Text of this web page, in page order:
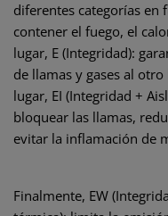
diferentes categorías en
contener el fuego, el
lugar, E (Integridad):
de llamas y gases al
lugar, EI (Integridad +
bloquear las llamas,
evitar la inflamación de
Finalmente, EW